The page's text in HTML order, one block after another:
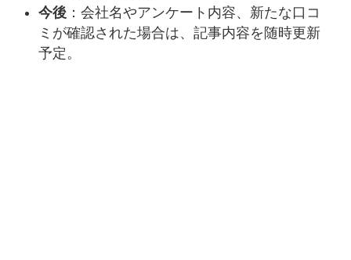
今後 ：会社名やアンケート内容、新たな口コ
ミが確認された場合は、記事内容を随時更新
予定。